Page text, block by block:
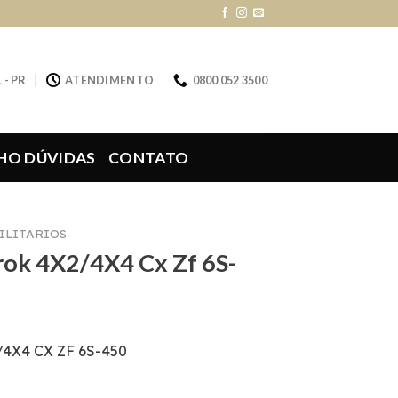
- PR ATENDIMENTO 0800 052 3500
DÚVIDAS CONTATO
4X2/4X4 Cx Zf 6S-
CX ZF 6S-450